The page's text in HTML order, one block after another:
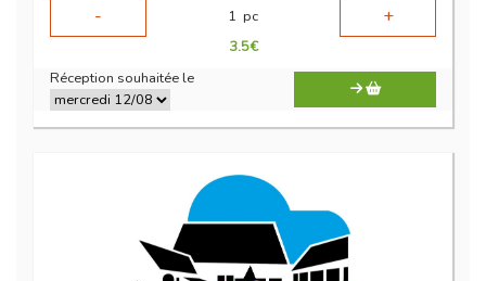
-
1 pc +
3.5€
Réception souhaitée le